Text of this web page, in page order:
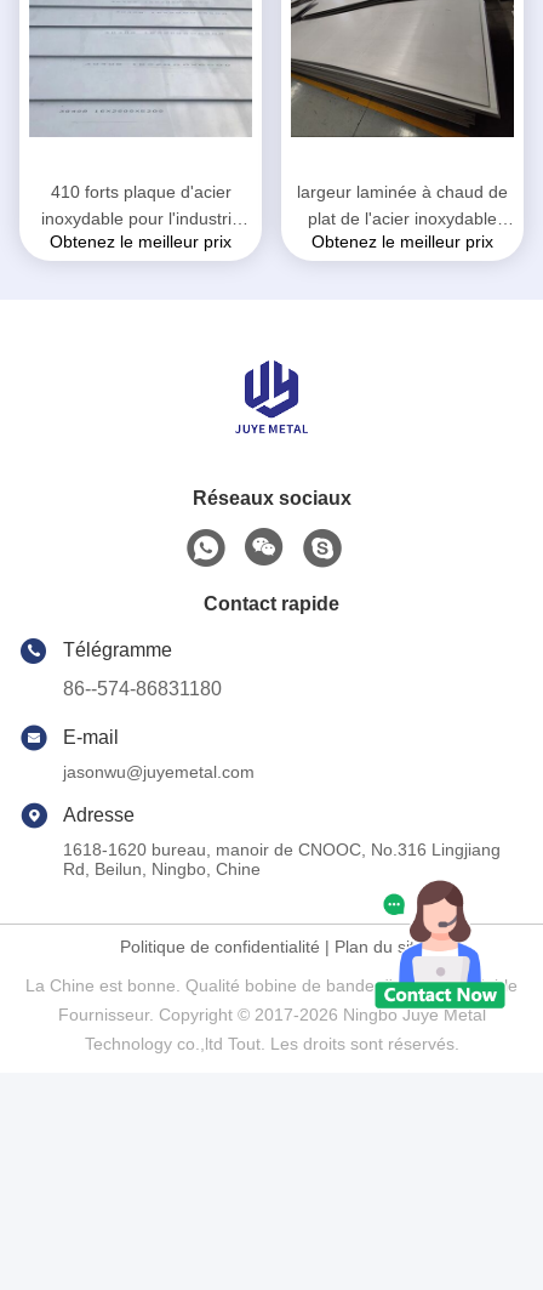
410 forts plaque d'acier
inoxydable pour l'industrie
maritime épaisseur de
Obtenez le meilleur prix
largeur laminée à chaud de
plat de l'acier inoxydable
304L finition de la finition
Obtenez le meilleur prix
Réseaux sociaux
Contact rapide
Télégramme
86--574-86831180
E-mail
jasonwu@juyemetal.com
Adresse
1618-1620 bureau, manoir de CNOOC, No.316 Lingjiang
Rd, Beilun, Ningbo, Chine
Politique de confidentialité | Plan du site
La Chine est bonne. Qualité bobine de bande d'acier inoxydable
Fournisseur. Copyright © 2017-2026 Ningbo Juye Metal
Technology co.,ltd Tout. Les droits sont réservés.